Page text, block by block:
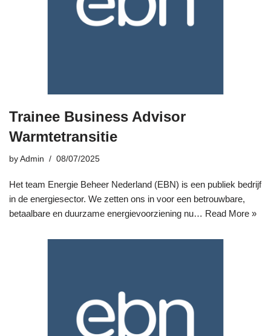
Trainee Business Advisor
Warmtetransitie
by Admin 08/07/2025
Het team Energie Beheer Nederland (EBN) is een publiek bedrijf
in de energiesector. We zetten ons in voor een betrouwbare,
betaalbare en duurzame energievoorziening nu… Read More »